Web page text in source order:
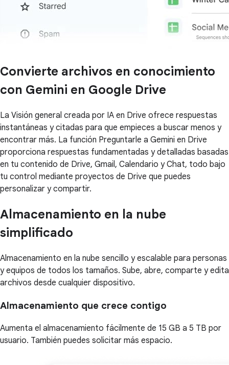
Convierte archivos en conocimiento
con Gemini en Google Drive
La Visión general creada por IA en Drive ofrece respuestas
instantáneas y citadas para que empieces a buscar menos y
encontrar más. La función Preguntarle a Gemini en Drive
proporciona respuestas fundamentadas y detalladas basadas
en tu contenido de Drive, Gmail, Calendario y Chat, todo bajo
tu control mediante proyectos de Drive que puedes
personalizar y compartir.
Almacenamiento en la nube
simplificado
Almacenamiento en la nube sencillo y escalable para personas
y equipos de todos los tamaños. Sube, abre, comparte y edita
archivos desde cualquier dispositivo.
Almacenamiento que crece contigo
Aumenta el almacenamiento fácilmente de 15 GB a 5 TB por
usuario. También puedes solicitar más espacio.